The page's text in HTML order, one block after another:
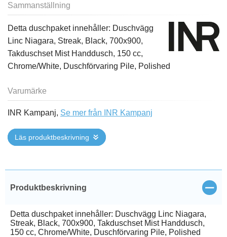
Sammanställning
Detta duschpaket innehåller: Duschvägg
Linc Niagara, Streak, Black, 700x900,
Takduschset Mist Handdusch, 150 cc,
Chrome/White, Duschförvaring Pile, Polished
Varumärke
INR Kampanj, Se mer från INR Kampanj
Läs produktbeskrivning
Produktbeskrivning Stäng
Detta duschpaket innehåller: Duschvägg Linc Niagara,
Streak, Black, 700x900, Takduschset Mist Handdusch,
150 cc, Chrome/White, Duschförvaring Pile, Polished